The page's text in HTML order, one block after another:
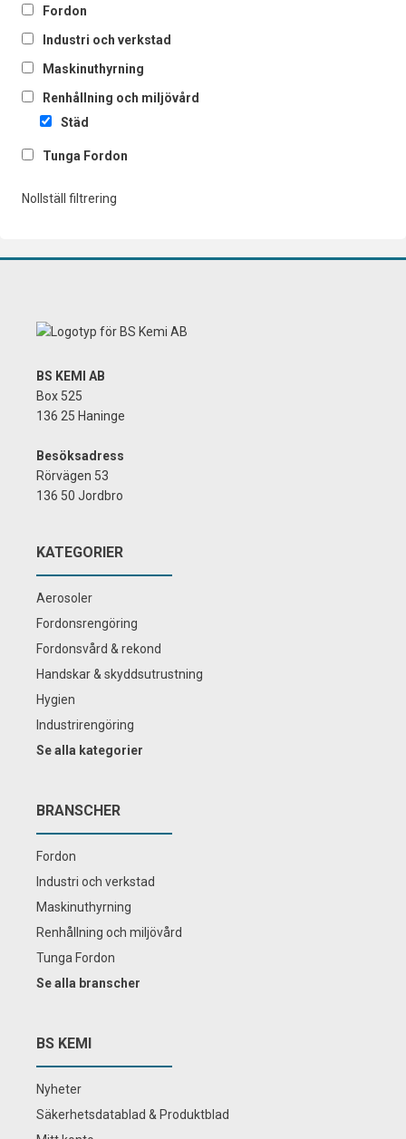
Fordon
Industri och verkstad
Maskinuthyrning
Renhållning och miljövård
Städ
Tunga Fordon
Nollställ filtrering
BS KEMI AB
Box 525
136 25 Haninge
Besöksadress
Rörvägen 53
136 50 Jordbro
KATEGORIER
Aerosoler
Fordonsrengöring
Fordonsvård & rekond
Handskar & skyddsutrustning
Hygien
Industrirengöring
Se alla kategorier
BRANSCHER
Fordon
Industri och verkstad
Maskinuthyrning
Renhållning och miljövård
Tunga Fordon
Se alla branscher
BS KEMI
Nyheter
Säkerhetsdatablad & Produktblad